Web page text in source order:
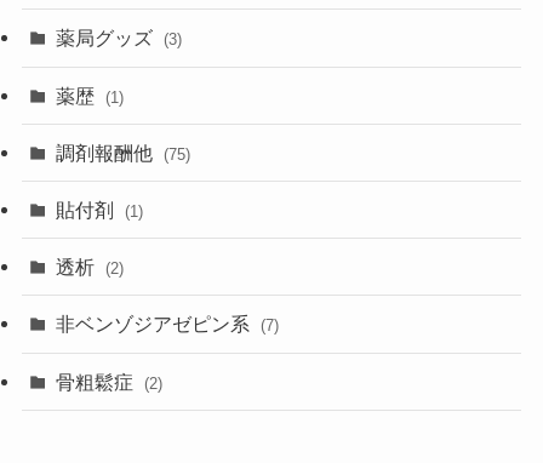
薬局グッズ (3)
薬歴 (1)
調剤報酬他 (75)
貼付剤 (1)
透析 (2)
非ベンゾジアゼピン系 (7)
骨粗鬆症 (2)